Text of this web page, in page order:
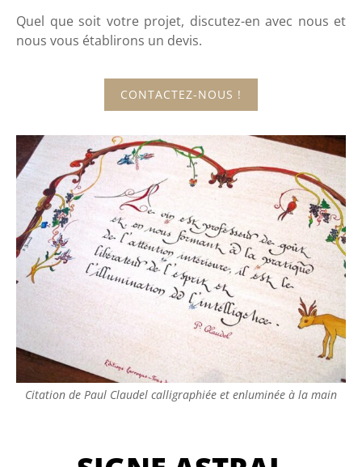
Quel que soit votre projet, discutez-en avec nous et
nous vous établirons un devis.
CONTACTEZ-NOUS !
Citation de Paul Claudel calligraphiée et enluminée à la main